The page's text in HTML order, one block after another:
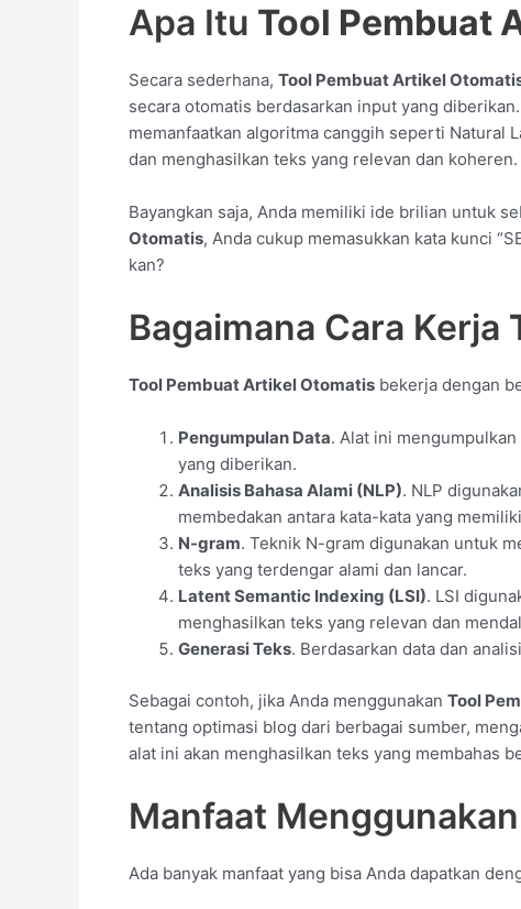
Apa Itu Tool Pembuat
Secara sederhana, Tool Pembuat Artikel
secara otomatis berdasarkan input yang
memanfaatkan algoritma canggih seperti Natural
dan menghasilkan teks yang relevan dan koheren.
Bayangkan saja, Anda memiliki ide brilian untuk
Otomatis, Anda cukup memasukkan kata kunci
kan?
Bagaimana Cara Kerja
Tool Pembuat Artikel Otomatis bekerja dengan
Pengumpulan Data. Alat ini
yang diberikan.
Analisis Bahasa Alami (NLP). NLP
membedakan antara kata-kata yang
N-gram. Teknik N-gram digunakan untuk
teks yang terdengar alami dan lancar.
Latent Semantic Indexing (LSI). LSI
menghasilkan teks yang relevan dan
Generasi Teks. Berdasarkan data dan
Sebagai contoh, jika Anda menggunakan Tool
tentang optimasi blog dari berbagai sumber,
alat ini akan menghasilkan teks yang membahas
Manfaat Menggunakan
Ada banyak manfaat yang bisa Anda dapatkan